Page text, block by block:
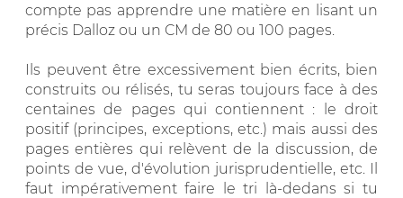
compte pas apprendre une matière en lisant un
précis Dalloz ou un CM de 80 ou 100 pages.
Ils peuvent être excessivement bien écrits, bien
construits ou rélisés, tu seras toujours face à des
centaines de pages qui contiennent : le droit
positif (principes, exceptions, etc.) mais aussi des
pages entières qui relèvent de la discussion, de
points de vue, d'évolution jurisprudentielle, etc. Il
faut impérativement faire le tri là-dedans si tu